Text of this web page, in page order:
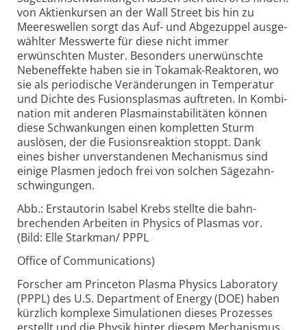
von Aktien­kursen an der Wall Street bis hin zu
Meeres­wellen sorgt das Auf- und Ab­ge­zuppel ausge­
wählter Mess­werte für diese nicht immer
erwünschten Muster. Besonders uner­wünschte
Neben­effekte haben sie in Tokamak-Reaktoren, wo
sie als perio­dische Verän­derungen in Temperatur
und Dichte des Fusions­plasmas auftreten. In Kombi­
nation mit anderen Plasma­instabi­litäten können
diese Schwan­kungen einen kom­plet­ten Sturm
auslösen, der die Fusions­reaktion stoppt. Dank
eines bisher unver­standenen Mecha­nismus sind
einige Plasmen jedoch frei von solchen Säge­zahn­
schwin­gungen.
Abb.: Erstautorin Isabel Krebs stellte die bahn­
brechen­den Arbeiten in Physics of Plasmas vor.
(Bild: Elle Starkman/ PPPL
Office of Communications)
Forscher am Princeton Plasma Physics Laboratory
(PPPL) des U.S. Depart­ment of Energy (DOE) haben
kürzlich komplexe Simu­lationen dieses Prozesses